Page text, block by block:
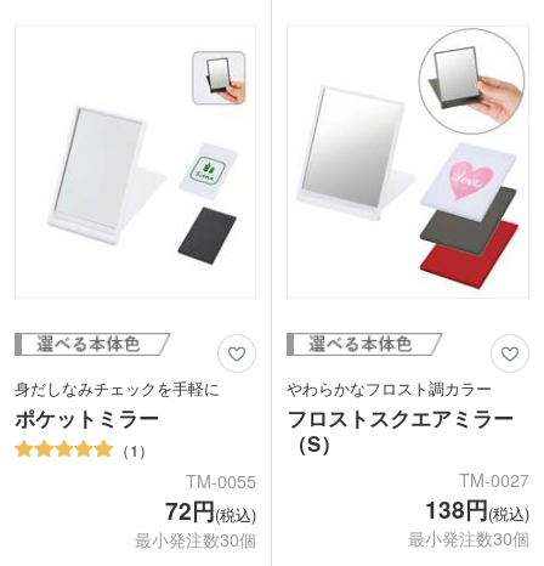
使っても違和感がありませんよ。
身だしなみチェックを手軽に
ポケットミラー
1
TM-0055
72円(税込)
最小発注数30個
やわらかなフロスト調カラー
フロストスクエアミラー
（S）
TM-0027
138円(税込)
最小発注数30個